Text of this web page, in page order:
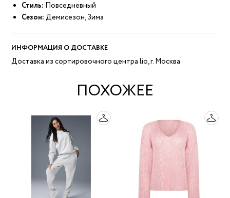
Стиль: Повседневный
Сезон: Демисезон, Зима
ИНФОРМАЦИЯ О ДОСТАВКЕ
Доставка из сортировочного центра lio, г. Москва
ПОХОЖЕЕ